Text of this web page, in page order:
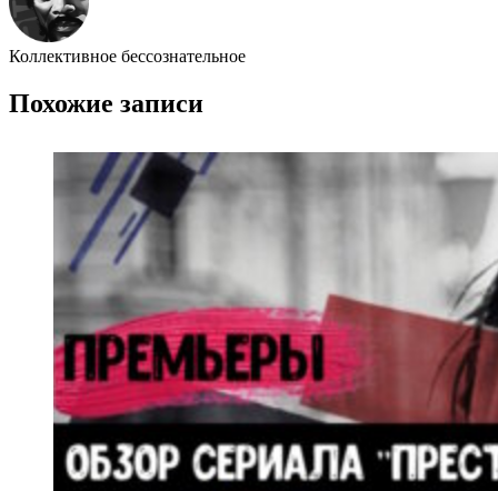
Коллективное бессознательное
Похожие записи